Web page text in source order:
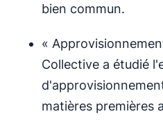
bien commun.
«
Collective a étudié
matières premières